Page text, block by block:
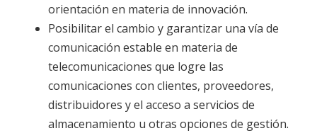
orientación en materia de innovación.
Posibilitar el cambio y garantizar una vía de
comunicación estable en materia de
telecomunicaciones que logre las
comunicaciones con clientes, proveedores,
distribuidores y el acceso a servicios de
almacenamiento u otras opciones de gestión.